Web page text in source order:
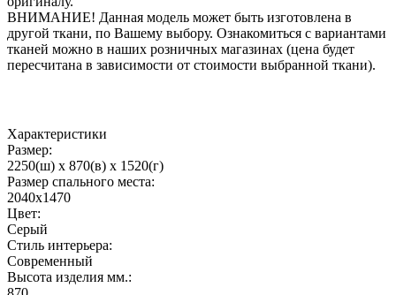
ВНИМАНИЕ! Данная модель может быть изготовлена в
другой ткани, по Вашему выбору. Ознакомиться с вариантами
тканей можно в наших розничных магазинах (цена будет
пересчитана в зависимости от стоимости выбранной ткани).
Характеристики
Размер:
2250(ш) x 870(в) x 1520(г)
Размер спального места:
2040х1470
Цвет:
Серый
Стиль интерьера:
Современный
Высота изделия мм.: